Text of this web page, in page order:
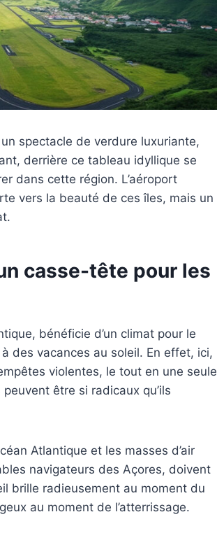
spectacle de verdure luxuriante,
derrière ce tableau idyllique se
dans cette région. L’aéroport
vers la beauté de ces îles, mais un
casse-tête pour les
bénéficie d’un climat pour le
des vacances au soleil. En effet, ici,
violentes, le tout en une seule
être si radicaux qu’ils
Atlantique et les masses d’air
navigateurs des Açores, doivent
brille radieusement au moment du
au moment de l’atterrissage.